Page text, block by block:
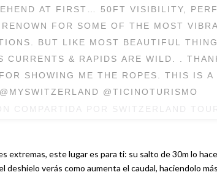
AT FIRST… 50FT VISIBILITY,
FOR SOME OF THE MOST
BUT LIKE MOST BEAUTIFUL
CURRENTS & RAPIDS ARE WILD. .
SHOWING ME THE ROPES. THIS IS A
NEVER FORGET. @MYSWITZERLAND @TICINOTURISMO
extremas, este lugar es para ti: su salto de 30m lo
deshielo verás como aumenta el caudal, haciendolo